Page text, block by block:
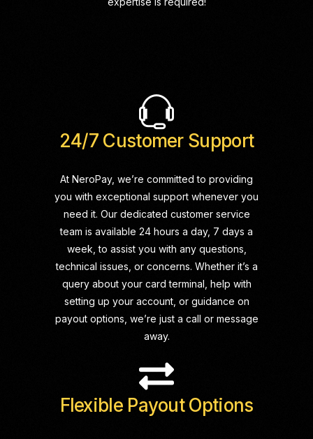
24/7 Customer Support
At NeroPay, we’re committed to providing
you with exceptional support whenever you
need it. Our dedicated customer service
team is available 24 hours a day, 7 days a
week, to assist you with any questions,
technical issues, or concerns. Whether it’s a
query about your card terminal, help with
setting up your account, or guidance on
payout options, we’re just a call or message
away.
Flexible Payout Options